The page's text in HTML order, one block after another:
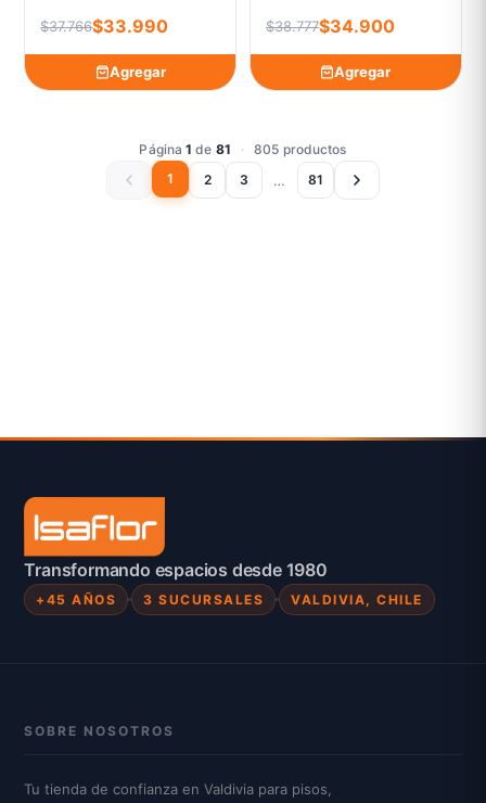
$37.766$33.990
Agregar
$38.777$34.900
Agregar
Página1 de 81 ·
805 productos
1
2 3 … 81
Transformando espacios desde 1980
+45 AÑOS 3 SUCURSALES VALDIVIA, CHILE
SOBRE NOSOTROS
Tu tienda de confianza en Valdivia para pisos,